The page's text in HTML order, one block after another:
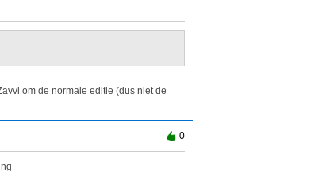
om de normale editie (dus niet de
0